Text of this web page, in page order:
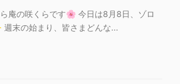
庵の咲くらです🌸 今日は8月8日、ゾロ
週末の始まり、皆さまどんな...